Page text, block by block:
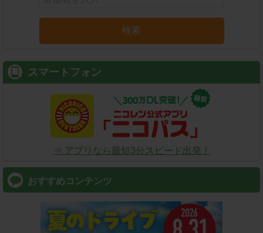
検索
スマートフォン
⇒ アプリなら最短3分スピード出発！
おすすめコンテンツ